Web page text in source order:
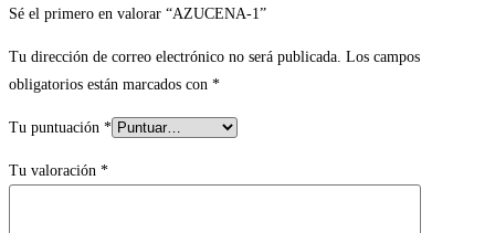
Sé el primero en valorar “AZUCENA-1”
Tu dirección de correo electrónico no será publicada. Los campos
obligatorios están marcados con *
Tu puntuación *
Tu valoración *